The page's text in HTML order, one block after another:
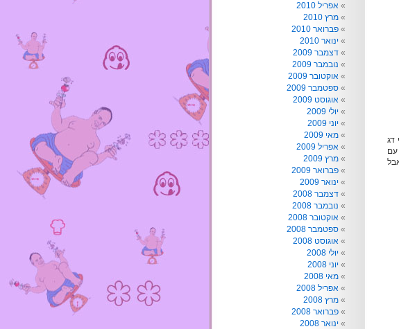
דג
עם
אפריל 2010
מרץ 2010
פברואר 2010
ינואר 2010
דצמבר 2009
נובמבר 2009
אוקטובר 2009
ספטמבר 2009
אוגוסט 2009
יולי 2009
יוני 2009
מאי 2009
אפריל 2009
מרץ 2009
פברואר 2009
ינואר 2009
דצמבר 2008
נובמבר 2008
אוקטובר 2008
ספטמבר 2008
אוגוסט 2008
יולי 2008
יוני 2008
מאי 2008
אפריל 2008
מרץ 2008
פברואר 2008
ינואר 2008